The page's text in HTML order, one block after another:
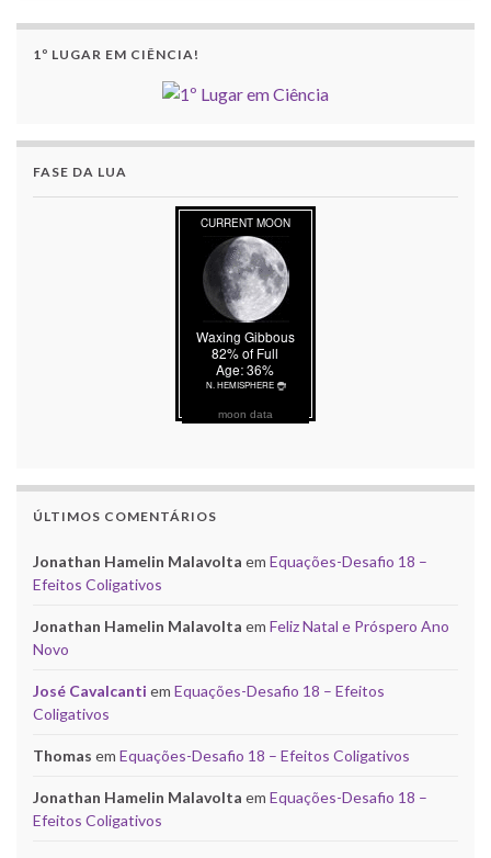
1º LUGAR EM CIÊNCIA!
FASE DA LUA
moon data
ÚLTIMOS COMENTÁRIOS
Jonathan Hamelin Malavolta em Equações-Desafio 18 –
Efeitos Coligativos
Jonathan Hamelin Malavolta em Feliz Natal e Próspero Ano
Novo
José Cavalcanti em Equações-Desafio 18 – Efeitos
Coligativos
Thomas em Equações-Desafio 18 – Efeitos Coligativos
Jonathan Hamelin Malavolta em Equações-Desafio 18 –
Efeitos Coligativos